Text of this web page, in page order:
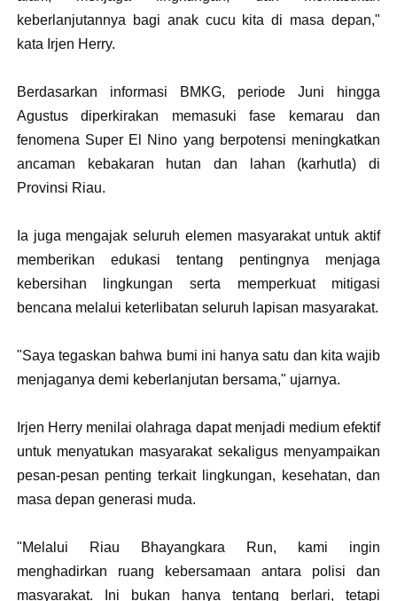
keberlanjutannya bagi anak cucu kita di masa depan,"
kata Irjen Herry.
Berdasarkan informasi BMKG, periode Juni hingga
Agustus diperkirakan memasuki fase kemarau dan
fenomena Super El Nino yang berpotensi meningkatkan
ancaman kebakaran hutan dan lahan (karhutla) di
Provinsi Riau.
Ia juga mengajak seluruh elemen masyarakat untuk aktif
memberikan edukasi tentang pentingnya menjaga
kebersihan lingkungan serta memperkuat mitigasi
bencana melalui keterlibatan seluruh lapisan masyarakat.
"Saya tegaskan bahwa bumi ini hanya satu dan kita wajib
menjaganya demi keberlanjutan bersama," ujarnya.
Irjen Herry menilai olahraga dapat menjadi medium efektif
untuk menyatukan masyarakat sekaligus menyampaikan
pesan-pesan penting terkait lingkungan, kesehatan, dan
masa depan generasi muda.
"Melalui Riau Bhayangkara Run, kami ingin
menghadirkan ruang kebersamaan antara polisi dan
masyarakat. Ini bukan hanya tentang berlari, tetapi